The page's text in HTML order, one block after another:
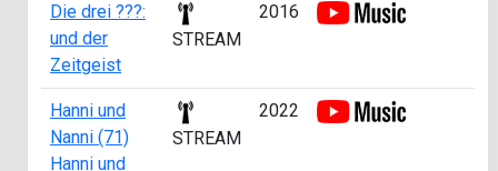
Die drei ???:
und der
Zeitgeist
STREAM
2016
Hanni und
Nanni (71)
Hanni und
STREAM
2022